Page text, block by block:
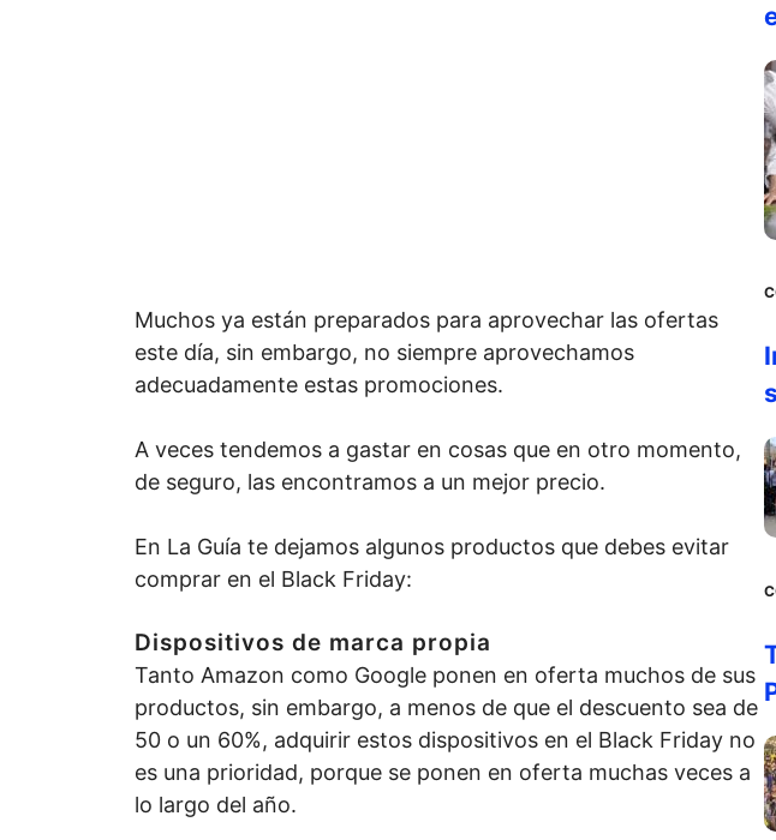
Muchos ya están preparados para aprovechar las ofertas
este día, sin embargo, no siempre aprovechamos
adecuadamente estas promociones.
A veces tendemos a gastar en cosas que en otro momento,
de seguro, las encontramos a un mejor precio.
En La Guía te dejamos algunos productos que debes evitar
comprar en el Black Friday:
Dispositivos de marca propia
Tanto Amazon como Google ponen en oferta muchos de sus
productos, sin embargo, a menos de que el descuento sea de
50 o un 60%, adquirir estos dispositivos en el Black Friday no
es una prioridad, porque se ponen en oferta muchas veces a
lo largo del año.